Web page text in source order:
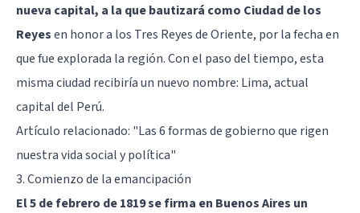
nueva capital, a la que bautizará como Ciudad de los
Reyesen honor a los Tres Reyes de Oriente, por la fecha en
que fue explorada la región. Con el paso del tiempo, esta
misma ciudad recibiría un nuevo nombre: Lima, actual
capital del Perú.
Artículo relacionado: "Las 6 formas de gobierno que rigen
nuestra vida social y política"
3. Comienzo de la emancipación
El 5 de febrero de 1819 se firma en Buenos Aires un